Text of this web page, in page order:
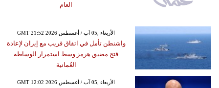
العام
GMT 21:52 2026 الأربعاء ,05 آب / أغسطس
واشنطن تأمل في اتفاق قريب مع إيران لإعادة
فتح مضيق هرمز وسط استمرار الوساطة
العُمانية
GMT 12:02 2026 الأربعاء ,05 آب / أغسطس